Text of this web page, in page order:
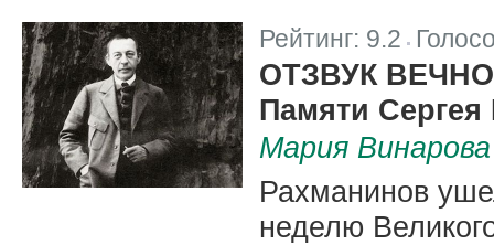
Рейтинг: 9.2 |
ОТЗВУК
Памяти
Мария Винарова
Рахманинов
неделю